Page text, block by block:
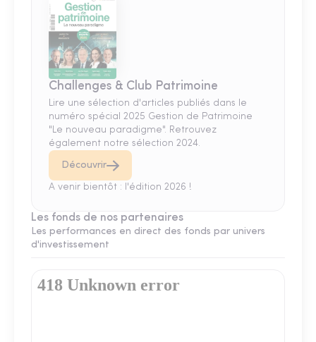
Challenges & Club Patrimoine
Lire une sélection d'articles publiés dans le
numéro spécial 2025 Gestion de Patrimoine
"Le nouveau paradigme". Retrouvez
également notre sélection 2024.
Découvrir
A venir bientôt : l'édition 2026 !
Les fonds de nos partenaires
Les performances en direct des fonds par univers
d'investissement